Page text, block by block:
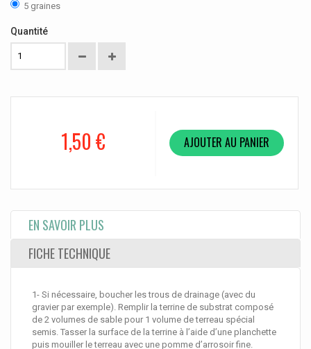
5 graines
Quantité
1,50 € AJOUTER AU PANIER
EN SAVOIR PLUS
FICHE TECHNIQUE
1- Si nécessaire, boucher les trous de drainage (avec du
gravier par exemple). Remplir la terrine de substrat composé
de 2 volumes de sable pour 1 volume de terreau spécial
semis. Tasser la surface de la terrine à l’aide d’une planchette
puis mouiller le terreau avec une pomme d’arrosoir fine.